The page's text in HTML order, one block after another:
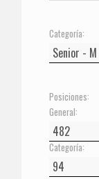
Categoría:
Posiciones:
General:
Categoría: